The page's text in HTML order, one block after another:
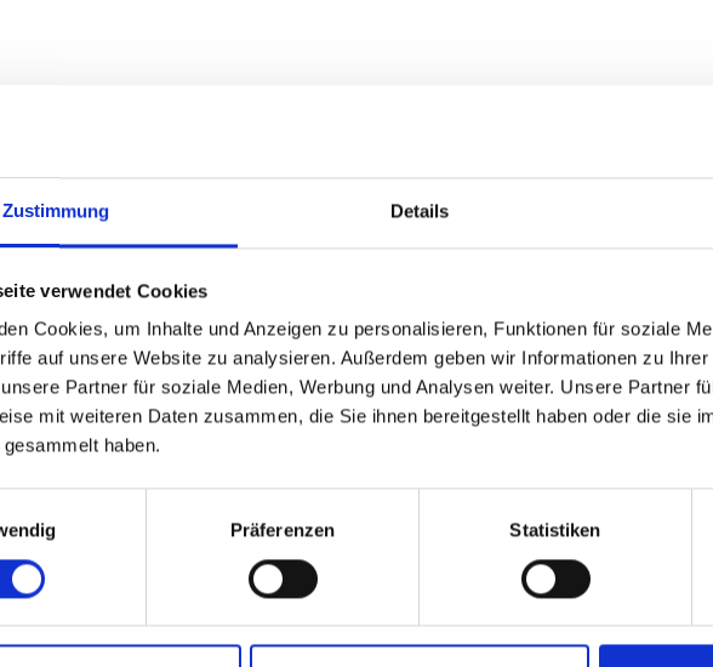
Zustimmung Details
verwendet Cookies
Cookies, um Inhalte und Anzeigen zu personalisieren, Funktionen für soziale
auf unsere Website zu analysieren. Außerdem geben wir Informationen zu
Partner für soziale Medien, Werbung und Analysen weiter. Unsere Partner
mit weiteren Daten zusammen, die Sie ihnen bereitgestellt haben oder die sie
haben.
Präferenzen Statistiken